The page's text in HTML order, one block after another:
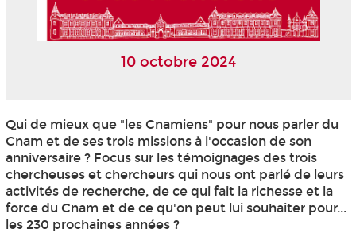
10 octobre 2024
Qui de mieux que "les Cnamiens" pour nous parler du
Cnam et de ses trois missions à l'occasion de son
anniversaire ? Focus sur les témoignages des trois
chercheuses et chercheurs qui nous ont parlé de leurs
activités de recherche, de ce qui fait la richesse et la
force du Cnam et de ce qu'on peut lui souhaiter pour...
les 230 prochaines années ?